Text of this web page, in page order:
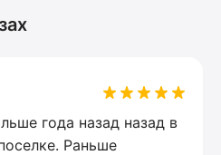
года назад назад в
Раньше